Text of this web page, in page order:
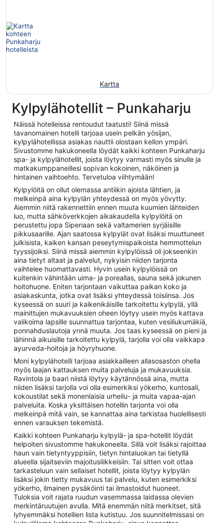
Kartta
Kylpylähotellit – Punkaharju
Näissä hotelleissa rentoudut taatusti! Siinä missä
tavanomainen hotelli tarjoaa usein pelkän yösijan,
kylpylähotellissa asiakas nauttii olostaan kellon ympäri.
Sivustomme hakukoneella löydät kaikki kohteen Punkaharju
spa- ja kylpylähotellit, joista löytyy varmasti myös sinulle ja
matkakumppaneillesi sopivan kokoinen, näköinen ja
hintainen vaihtoehto. Tervetuloa viihtymään!
Kylpylöitä on ollut olemassa antiikin ajoista lähtien, ja
melkeinpä aina kylpylän yhteydessä on myös yövytty.
Aiemmin niitä rakennettiin ennen muuta kuumien lähteiden
luo, mutta sähköverkkojen aikakaudella kylpylöitä on
perustettu jopa Siperiaan sekä valtamerien syrjäisille
pikkusaarille. Ajan saatossa kylpylät ovat lisäksi muuttuneet
julkisista, kaiken kansan peseytymispaikoista hemmottelun
tyyssijoiksi. Siinä missä aiemmin kylpylöissä oli jokseenkin
aina tietyt altaat ja palvelut, nykyisin niiden tarjonta
vaihtelee huomattavasti. Hyvin usein kylpylöissä on
kuitenkin vähintään uima- ja poreallas, sauna sekä jokunen
hoitohuone. Eniten tarjontaan vaikuttaa paikan koko ja
asiakaskunta, jotka ovat lisäksi yhteydessä toisiinsa. Jos
kyseessä on suuri ja kaikenikäisille tarkoitettu kylpylä, yllä
mainittujen mukavuuksien oheen löytyy usein myös kattava
valikoima lapsille suunnattua tarjontaa, kuten vesiliukumäkiä,
ponnahduslautoja ynnä muuta. Jos taas kyseessä on pieni ja
lähinnä aikuisille tarkoitettu kylpylä, tarjolla voi olla vaikkapa
ayurveda-hoitoja ja höyryhuone.
Moni kylpylähotelli tarjoaa asiakkailleen allasosaston ohella
myös laajan kattauksen muita palveluja ja mukavuuksia.
Ravintola ja baari niistä löytyy käytännössä aina, mutta
niiden lisäksi tarjolla voi olla esimerkiksi yökerho, kuntosali,
kokoustilat sekä monenlaisia urheilu- ja muita vapaa-ajan
palveluita. Koska yksittäisen hotellin tarjonta voi olla
melkeinpä mitä vain, se kannattaa aina tarkistaa huolellisesti
ennen varauksen tekemistä.
Kaikki kohteen Punkaharju kylpylä- ja spa-hotellit löydät
helpoiten sivustomme hakukoneella. Sillä voit lisäksi rajoittaa
haun vain tietyntyyppisiin, tietyn hintaluokan tai tietyllä
alueella sijaitseviin majoitusliikkeisiin. Tai sitten voit ottaa
tarkasteluun vain sellaiset hotellit, joista löytyy kylpylän
lisäksi jokin tietty mukavuus tai palvelu, kuten esimerkiksi
yökerho, ilmainen pysäköinti tai ilmastoidut huoneet.
Tuloksia voit rajata ruudun vasemmassa laidassa olevien
merkintäruutujen avulla. Mitä enemmän niitä merkitset, sitä
lyhyemmäksi hotellien lista kutistuu. Jos suunnitelmissasi on